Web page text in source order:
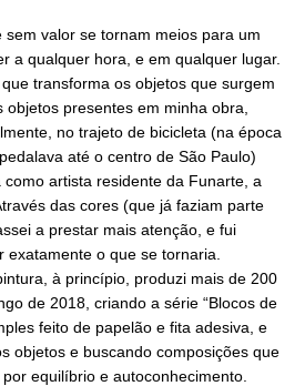
valor se tornam meios para um
a qualquer hora, e em qualquer lugar.
transforma os objetos que surgem
presentes em minha obra,
no trajeto de bicicleta (na época
até o centro de São Paulo)
artista residente da Funarte, a
das cores (que já faziam parte
a prestar mais atenção, e fui
o que se tornaria.
à princípio, produzi mais de 200
de 2018, criando a série “Blocos de
feito de papelão e fita adesiva, e
objetos e buscando composições que
equilíbrio e autoconhecimento.